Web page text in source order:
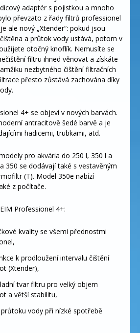
adaptér s pojistkou a mnoho
převzato z řady filtrů professionel
ale nový „Xtender“: pokud jsou
a průtok vody ustává, potom v
otočný knoflík. Nemusíte se
filtru ihned věnovat a získáte
nezbytného čištění filtračních
přesto zůstává zachována díky
4+ se objeví v nových barvách.
antracitově šedé barvě a je
hadicemi, trubkami, atd.
pro akvária do 250 l, 350 l a
350 se dodávají také s vestavěným
(T). Model 350e nabízí
z počítače.
Professionel 4+:
kvality se všemi přednostmi
k prodloužení intervalu čištění
(Xtender),
tvar filtru pro velký objem
a větší stabilitu,
vody při nízké spotřebě